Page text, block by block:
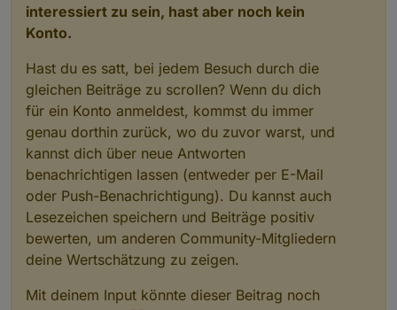
interessiert zu sein, hast aber noch kein
Konto.
Hast du es satt, bei jedem Besuch durch die
gleichen Beiträge zu scrollen? Wenn du dich
für ein Konto anmeldest, kommst du immer
genau dorthin zurück, wo du zuvor warst, und
kannst dich über neue Antworten
benachrichtigen lassen (entweder per E-Mail
oder Push-Benachrichtigung). Du kannst auch
Lesezeichen speichern und Beiträge positiv
bewerten, um anderen Community-Mitgliedern
deine Wertschätzung zu zeigen.
Mit deinem Input könnte dieser Beitrag noch